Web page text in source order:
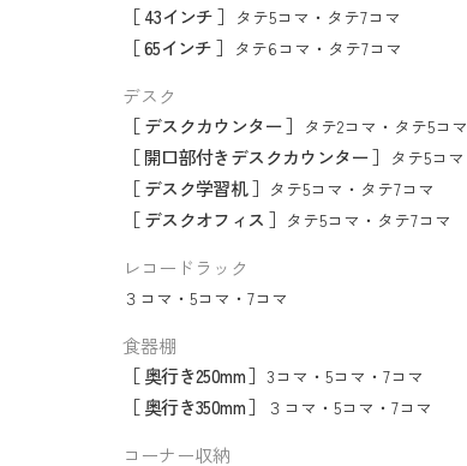
［ 43インチ ］ タテ5コマ ・ タテ7コマ
［ 65インチ ］ タテ6コマ ・ タテ7コマ
デスク
［ デスクカウンター ］ タテ2コマ ・ タテ5コマ
［ 開口部付きデスクカウンター ］ タテ5コマ
［ デスク学習机 ］ タテ5コマ ・ タテ7コマ
［ デスクオフィス ］ タテ5コマ ・ タテ7コマ
レコードラック
３コマ ・ 5コマ ・ 7コマ
食器棚
［ 奥行き250mm ］ 3コマ ・ 5コマ ・ 7コマ
［ 奥行き350mm ］ ３コマ ・ 5コマ ・ 7コマ
コーナー収納